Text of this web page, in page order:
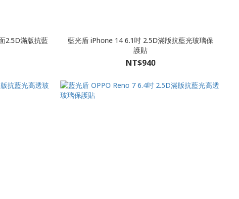
2.5D滿版抗藍
藍光盾 iPhone 14 6.1吋 2.5D滿版抗藍光玻璃保
護貼
NT$940